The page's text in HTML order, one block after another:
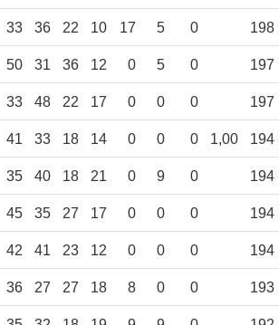
33 36 22 10 17 5 0 198
50 31 36 12 0 5 0 197
33 48 22 17 0 0 0 197
41 33 18 14 0 0 0 1,00 194
35 40 18 21 0 9 0 194
45 35 27 17 0 0 0 194
42 41 23 12 0 0 0 194
36 27 27 18 8 0 0 193